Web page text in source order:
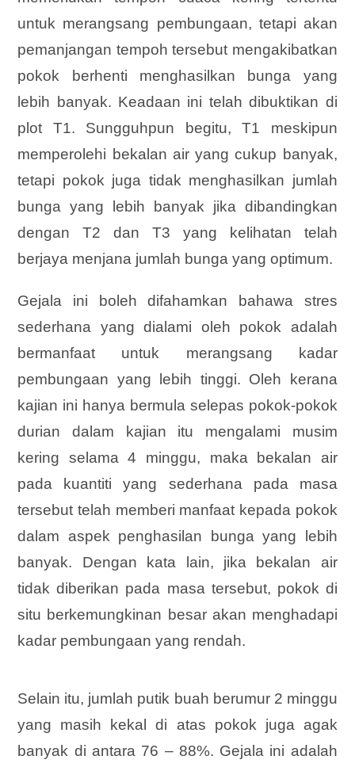
untuk merangsang pembungaan, tetapi akan
pemanjangan tempoh tersebut mengakibatkan
pokok berhenti menghasilkan bunga yang
lebih banyak. Keadaan ini telah dibuktikan di
plot T1. Sungguhpun begitu, T1 meskipun
memperolehi bekalan air yang cukup banyak,
tetapi pokok juga tidak menghasilkan jumlah
bunga yang lebih banyak jika dibandingkan
dengan T2 dan T3 yang kelihatan telah
berjaya menjana jumlah bunga yang optimum.
Gejala ini boleh difahamkan bahawa stres
sederhana yang dialami oleh pokok adalah
bermanfaat untuk merangsang kadar
pembungaan yang lebih tinggi. Oleh kerana
kajian ini hanya bermula selepas pokok-pokok
durian dalam kajian itu mengalami musim
kering selama 4 minggu, maka bekalan air
pada kuantiti yang sederhana pada masa
tersebut telah memberi manfaat kepada pokok
dalam aspek penghasilan bunga yang lebih
banyak. Dengan kata lain, jika bekalan air
tidak diberikan pada masa tersebut, pokok di
situ berkemungkinan besar akan menghadapi
kadar pembungaan yang rendah.
Selain itu, jumlah putik buah berumur 2 minggu
yang masih kekal di atas pokok juga agak
banyak di antara 76 – 88%. Gejala ini adalah